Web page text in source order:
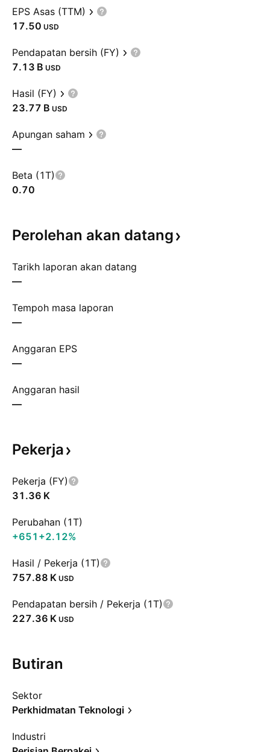
EPS Asas (TTM)
17.50 USD
Pendapatan bersih (FY)
‪7.13 B‬ USD
Hasil (FY)
‪23.77 B‬ USD
Apungan saham
—
Beta (1T)
0.70
Perolehan akan datang
Tarikh laporan akan datang
—
Tempoh masa laporan
—
Anggaran EPS
—
Anggaran hasil
—
Pekerja
Pekerja (FY)
‪31.36 K‬
Perubahan (1T)
+651 +2.12%
Hasil / Pekerja (1T)
‪757.88 K‬ USD
Pendapatan bersih / Pekerja (1T)
‪227.36 K‬ USD
Butiran
Sektor
Perkhidmatan Teknologi
Industri